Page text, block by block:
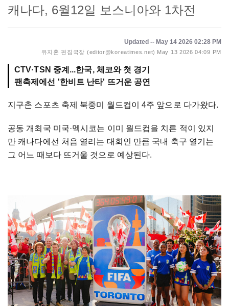
캐나다, 6월12일 보스니아와 1차전
Updated -- May 14 2026 02:28 PM
유지훈 편집국장 (editor@koreatimes.net) May 13 2026 04:09 PM
CTV·TSN 중계...한국, 체코와 첫 경기
지구촌 스포츠 축제 북중미 월드컵이 4주 앞으로 다가왔다.
공동 개최국 미국·멕시코는 이미 월드컵을 치른 적이 있지
만 캐나다에선 처음 열리는 대회인 만큼 국내 축구 열기는
그 어느 때보다 뜨거울 것으로 예상된다.